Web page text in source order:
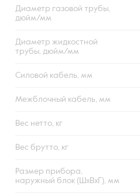
Диаметр газовой трубы,
дюйм/мм
Диаметр жидкостной
трубы, дюйм/мм
Силовой кабель, мм
Межблочный кабель, мм
Вес нетто, кг
Вес брутто, кг
Размер прибора,
наружный блок (ШxВxГ), мм